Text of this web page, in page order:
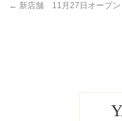
← 新店舗 11月27日オープン